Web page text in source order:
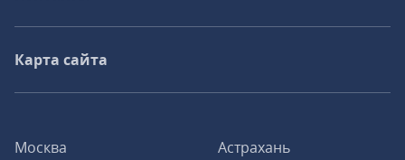
Москва
Астрахань
Карта сайта